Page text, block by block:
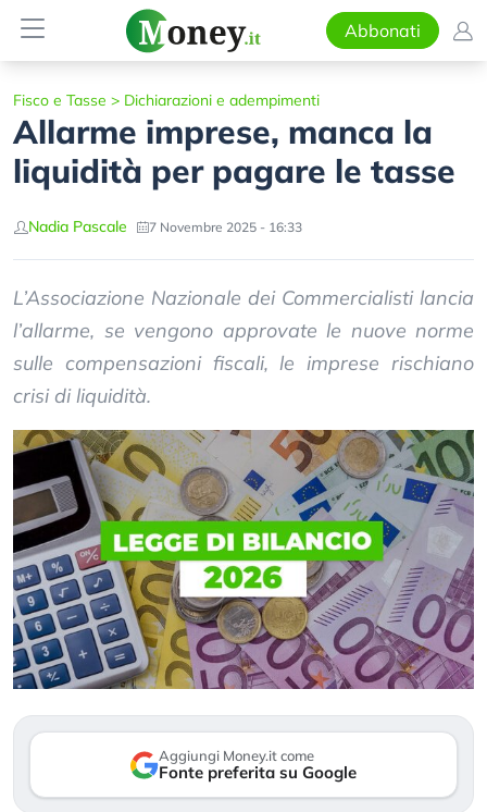
Abbonati
Fisco e Tasse > Dichiarazioni e adempimenti
Allarme imprese, manca la
liquidità per pagare le tasse
Nadia Pascale 7 Novembre 2025 - 16:33
L’Associazione Nazionale dei Commercialisti lancia
l’allarme, se vengono approvate le nuove norme
sulle compensazioni fiscali, le imprese rischiano
crisi di liquidità.
Aggiungi Money.it come
Fonte preferita su Google